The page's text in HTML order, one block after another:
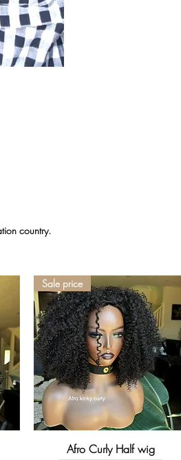
country.
Aperçu rapide
Sale price
Afro Curly Half wig